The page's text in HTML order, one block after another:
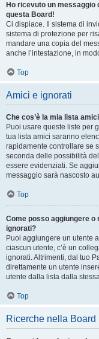
Ho ricevuto un messaggio
questa Board!
Ci dispiace. Il sistema di
sistema di protezione per
mandare una copia del
anche l’intestazione, in
Top
Amici e ignorati
Che cos’è la mia lista
Puoi usare queste liste per
tua lista amici saranno
rapidamente controllare se
seconda delle possibilità
essere evidenziati. Se
messaggio sarà nascosto
Top
Come posso aggiungere
ignorati?
Puoi aggiungere un utente
ciascun utente, c’è un
ignorati. Altrimenti, dal tuo
direttamente un utente
utente dalla lista dalla
Top
Ricerche nella Board